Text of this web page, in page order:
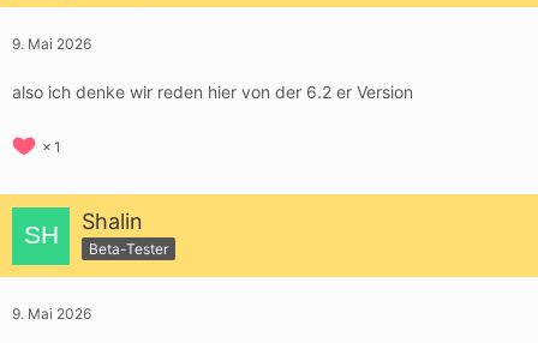
9. Mai 2026
also ich denke wir reden hier von der 6.2 er Version
1
Shalin
Beta-Tester
9. Mai 2026